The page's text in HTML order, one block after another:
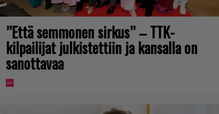
”Että semmonen sirkus” – TTK-
kilpailijat julkistettiin ja kansalla on
sanottavaa